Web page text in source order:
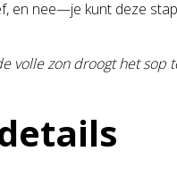
en nee—je kunt deze
volle zon droogt het